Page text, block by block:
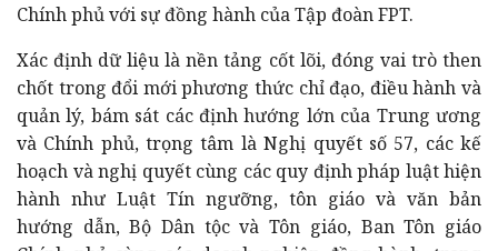
Chính phủ với sự đồng hành của Tập đoàn FPT.
Xác định dữ liệu là nền tảng cốt lõi, đóng vai trò then
chốt trong đổi mới phương thức chỉ đạo, điều hành và
quản lý, bám sát các định hướng lớn của Trung ương
và Chính phủ, trọng tâm là Nghị quyết số 57, các kế
hoạch và nghị quyết cùng các quy định pháp luật hiện
hành như Luật Tín ngưỡng, tôn giáo và văn bản
hướng dẫn, Bộ Dân tộc và Tôn giáo, Ban Tôn giáo